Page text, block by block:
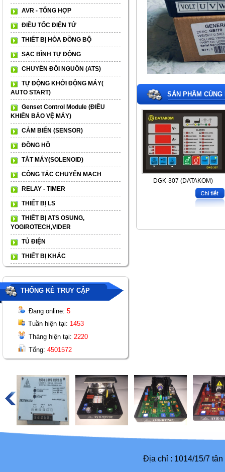
AVR - TỔNG HỢP
ĐIỀU TỐC ĐIỆN TỬ
THIẾT BỊ HÒA ĐỒNG BỘ
SẠC BÌNH TỰ ĐỘNG
CHUYỂN ĐỔI NGUỒN (ATS)
TỰ ĐỘNG KHỞI ĐỘNG MÁY(
AUTO START)
Genset Control Module (ĐIỀU
KHIỂN BẢO VỆ MÁY)
CẢM BIẾN (SENSOR)
ĐỒNG HỒ
TẮT MÁY(SOLENOID)
CÔNG TẮC CHUYỂN MẠCH
RELAY - TIMER
THIẾT BỊ LS
THIẾT BỊ ATS OSUNG,
YOGIROTECH,VIDER
TỦ ĐIỆN
THIẾT BỊ KHÁC
THỐNG KÊ TRUY CẬP
Đang online: 5
Tuần hiện tại: 1453
Tháng hiện tại: 2220
Tổng: 4501572
SẢN PHẨM CÙNG
DGK-307 (DATAKOM)
Địa chỉ : 1014/15/7 tân